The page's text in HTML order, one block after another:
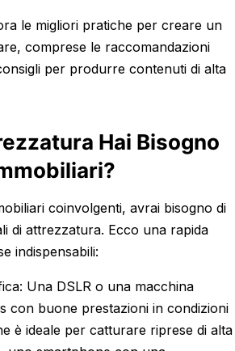
le migliori pratiche per creare un
comprese le raccomandazioni
per produrre contenuti di alta
Hai Bisogno
coinvolgenti, avrai bisogno di
di attrezzatura. Ecco una rapida
indispensabili:
Una DSLR o una macchina
con buone prestazioni in condizioni
è ideale per catturare riprese di alta